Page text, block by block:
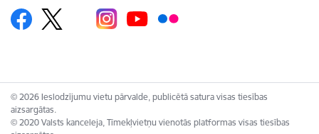
© 2026 Ieslodzījumu vietu pārvalde, publicētā satura visas tiesības
aizsargātas.
© 2020 Valsts kanceleja, Tīmekļvietņu vienotās platformas visas tiesības